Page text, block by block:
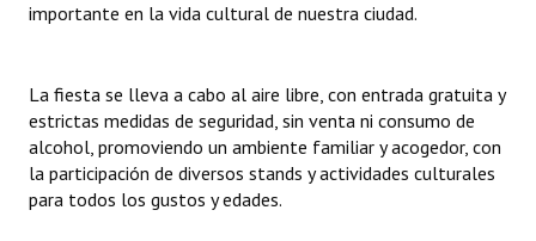
Registros y Distinciones
Premio al Mérito - Registro
Audiencias Públicas - Registro
Mujeres que Dejaron Huellas - Registro
importante en la vida cultural de nuestra ciudad.
La fiesta se lleva a cabo al aire libre, con entrada gratuita y
estrictas medidas de seguridad, sin venta ni consumo de
alcohol, promoviendo un ambiente familiar y acogedor, con
la participación de diversos stands y actividades culturales
para todos los gustos y edades.